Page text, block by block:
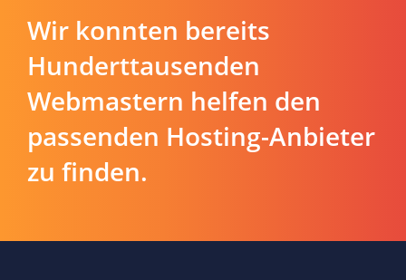
Wir konnten bereits
Hunderttausenden
Webmastern helfen den
passenden Hosting-Anbieter
zu finden.